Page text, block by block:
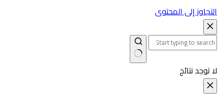
التجاوز إلى المحتوى
لا توجد نتائج